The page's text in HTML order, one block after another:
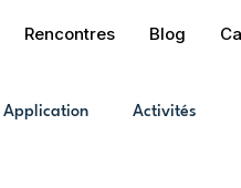
Rencontres Blog
Application Activités